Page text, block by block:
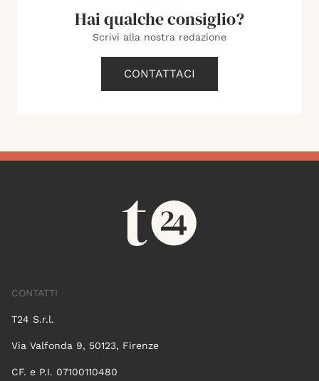
Hai qualche consiglio?
Scrivi alla nostra redazione
CONTATTACI
CONTATTI
T24 S.r.l.
Via Valfonda 9, 50123, Firenze
CF. e P.I. 07100110480